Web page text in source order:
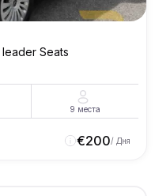
Seats
9 места
€200/ Дня